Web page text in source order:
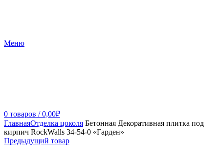
Меню
0 товаров / 0,00₽
ГлавнаяОтделка цоколя Бетонная Декоративная плитка под
кирпич RockWalls 34-54-0 «Гарден»
Предыдущий товар